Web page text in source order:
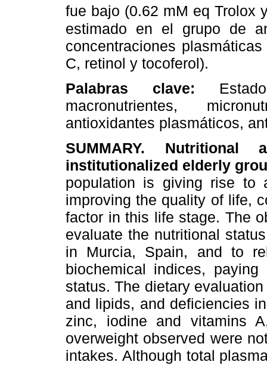
fue bajo (0.62 mM eq Trolox
estimado en el grupo de
concentraciones
C, retinol y tocoferol).
Palabras clave:
macronutrientes,
antioxidantes plasmáticos,
SUMMARY.
institutionalized elderly
population is giving rise to
improving the quality of life,
factor in this life stage. The
evaluate the nutritional
in Murcia, Spain, and to
biochemical indices,
status. The dietary
and lipids, and deficiencies
zinc, iodine and vitamins
overweight observed were
intakes. Although total